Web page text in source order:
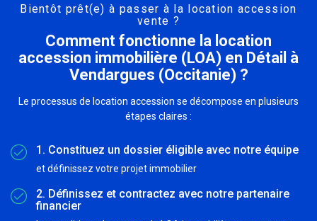
Bientôt prêt(e) à passer à la location accession
vente ?
Comment fonctionne la location
accession immobilière (LOA) en Détail à
Vendargues (Occitanie) ?
Le processus de location accession se décompose en plusieurs
étapes claires :
1. Constituez un dossier éligible avec notre équipe
et définissez votre projet immobilier
2. Définissez et contractez avec notre partenaire
financier